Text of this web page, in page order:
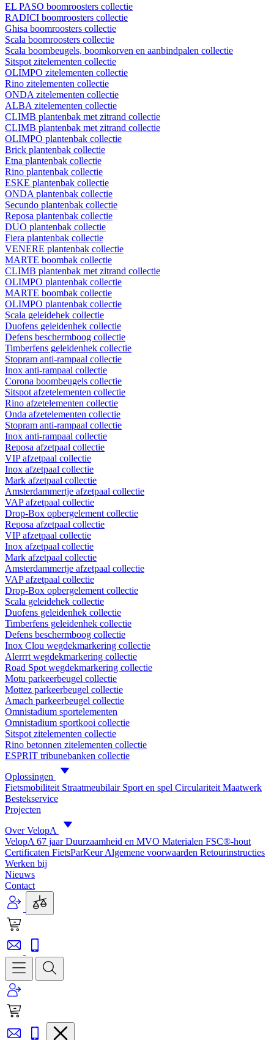
EL PASO boomroosters collectie
RADICI boomroosters collectie
Ghisa boomroosters collectie
Scala boomroosters collectie
Scala boombeugels, boomkorven en aanbindpalen collectie
Sitspot zitelementen collectie
OLIMPO zitelementen collectie
Rino zitelementen collectie
ONDA zitelementen collectie
ALBA zitelementen collectie
CLIMB plantenbak met zitrand collectie
CLIMB plantenbak met zitrand collectie
OLIMPO plantenbak collectie
Brick plantenbak collectie
Etna plantenbak collectie
Rino plantenbak collectie
ESKE plantenbak collectie
ONDA plantenbak collectie
Secundo plantenbak collectie
Reposa plantenbak collectie
DUO plantenbak collectie
Fiera plantenbak collectie
VENERE plantenbak collectie
MARTE boombak collectie
CLIMB plantenbak met zitrand collectie
OLIMPO plantenbak collectie
MARTE boombak collectie
OLIMPO plantenbak collectie
Scala geleidehek collectie
Duofens geleidenhek collectie
Defens beschermboog collectie
Timberfens geleidenhek collectie
Stopram anti-rampaal collectie
Inox anti-rampaal collectie
Corona boombeugels collectie
Sitspot afzetelementen collectie
Rino afzetelementen collectie
Onda afzetelementen collectie
Stopram anti-rampaal collectie
Inox anti-rampaal collectie
Reposa afzetpaal collectie
VIP afzetpaal collectie
Inox afzetpaal collectie
Mark afzetpaal collectie
Amsterdammertje afzetpaal collectie
VAP afzetpaal collectie
Drop-Box opbergelement collectie
Reposa afzetpaal collectie
VIP afzetpaal collectie
Inox afzetpaal collectie
Mark afzetpaal collectie
Amsterdammertje afzetpaal collectie
VAP afzetpaal collectie
Drop-Box opbergelement collectie
Scala geleidehek collectie
Duofens geleidenhek collectie
Timberfens geleidenhek collectie
Defens beschermboog collectie
Inox Clou wegdekmarkering collectie
Alerrrt wegdekmarkering collectie
Road Spot wegdekmarkering collectie
Motu parkeerbeugel collectie
Mottez parkeerbeugel collectie
Amach parkeerbeugel collectie
Omnistadium sportelementen
Omnistadium sportkooi collectie
Sitspot zitelementen collectie
Rino betonnen zitelementen collectie
ESPRIT tribunebanken collectie
Oplossingen
Fietsmobiliteit Straatmeubilair Sport en spel Circulariteit Maatwerk
Bestekservice
Projecten
Over VelopA
VelopA 67 jaarDuurzaamheid en MVO Materialen FSC®-hout
Certificaten FietsParKeurAlgemene voorwaarden Retourinstructies
Werken bij
Nieuws
Contact